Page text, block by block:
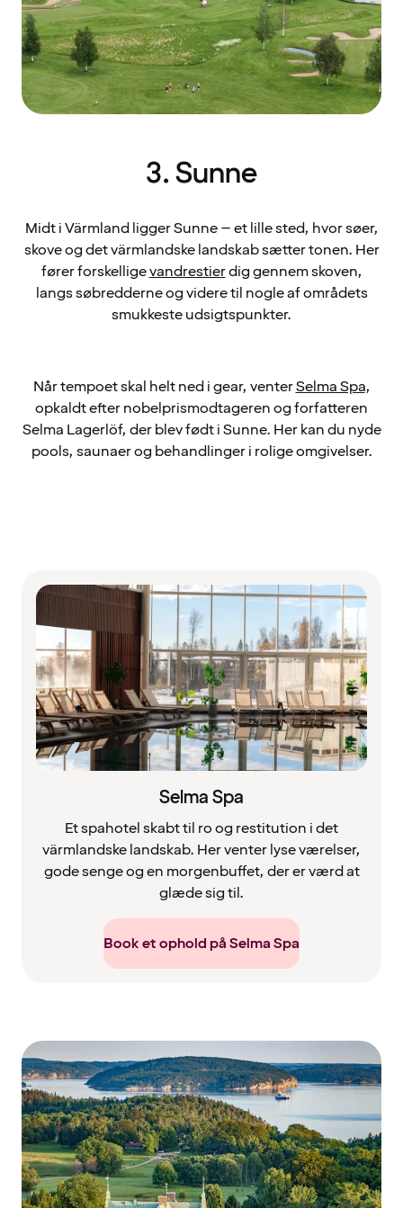
3. Sunne
Midt i Värmland ligger Sunne – et lille sted, hvor søer,
skove og det värmlandske landskab sætter tonen. Her
fører forskelligevandrestierdig gennem skoven,
langs søbredderne og videre til nogle af områdets
smukkeste udsigtspunkter.
Når tempoet skal helt ned i gear, venterSelma Spa,
opkaldt efter nobelprismodtageren og forfatteren
Selma Lagerlöf, der blev født i Sunne. Her kan du nyde
pools, saunaer og behandlinger i rolige omgivelser.
Selma Spa
Et spahotel skabt til ro og restitution i det
värmlandske landskab. Her venter lyse værelser,
gode senge og en morgenbuffet, der er værd at
glæde sig til.
Book et ophold på Selma Spa